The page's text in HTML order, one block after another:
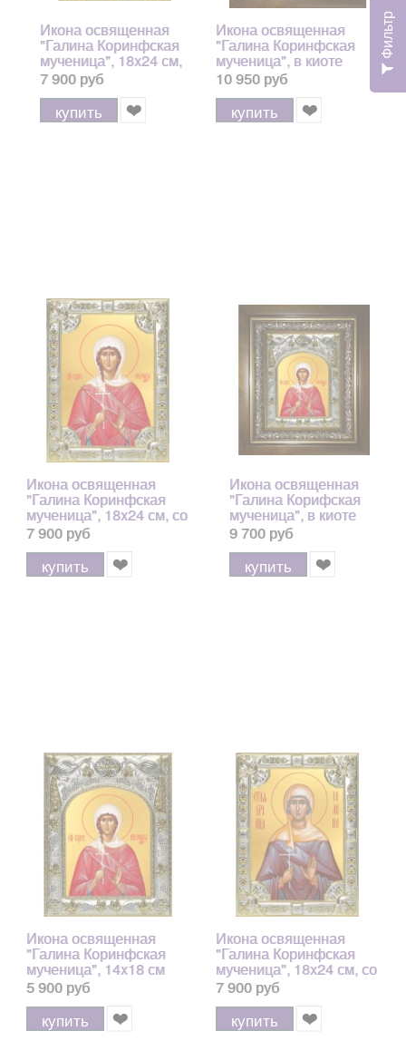
Фильтр
Икона освященная
"Галина Коринфская
мученица", 18x24 см,
со стразами
арт.243828
7 900 руб
купить
Икона освященная
"Галина Коринфская
мученица", в киоте
24x30 см
10 950 руб
купить
Икона освященная
"Галина Коринфская
мученица", 18x24 см, со
стразами
7 900 руб
купить
Икона освященная
"Галина Корифская
мученица", в киоте
20x24 см
9 700 руб
купить
Икона освященная
"Галина Коринфская
мученица", 14x18 см
5 900 руб
купить
Икона освященная
"Галина Коринфская
мученица", 18x24 см, со
стразами арт.243832
7 900 руб
купить